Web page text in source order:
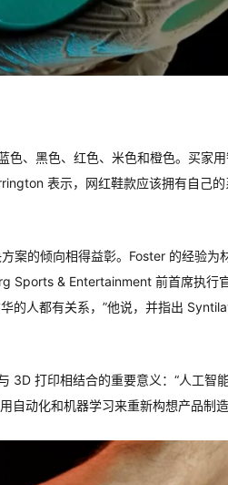
、黑色、红色、米色和橙色。买家
表示，网红鞋款应该拥有自己
案的倾向相得益彰。Foster 的经验为
Sports & Entertainment 前首席执行
的人都有关系，”他说，并指出
打印相结合的重要意义：“人工智
动化和机器学习来重新构想产品制